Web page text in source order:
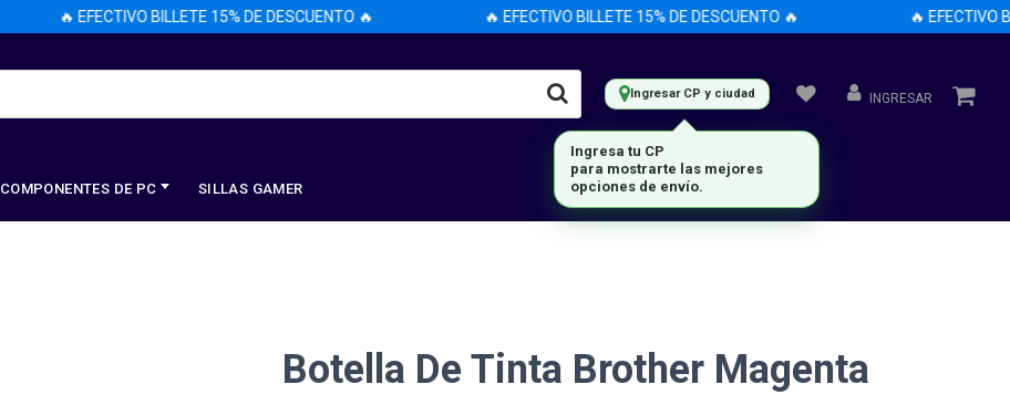
🔥 EFECTIVO BILLETE 15% DE DESCUENTO 🔥 🔥 EFECTIVO BILLETE 15% DE DESCUENTO 🔥 🔥 EFECTIVO
Ingresar CP y ciudad INGRESAR
COMPONENTES DE PC SILLAS GAMER
Botella De Tinta Brother Magenta
Ingresa tu CP
para mostrarte las mejores
opciones de envío.